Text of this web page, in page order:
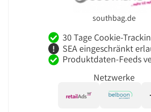
southbag.de
30 Tage Cookie-
SEA eingeschränkt
Produktdaten-Feeds
Netzwerke